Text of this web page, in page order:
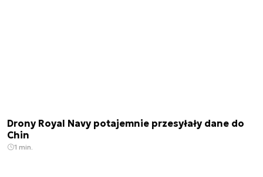
Drony Royal Navy potajemnie przesyłały dane do
Chin
1 min.